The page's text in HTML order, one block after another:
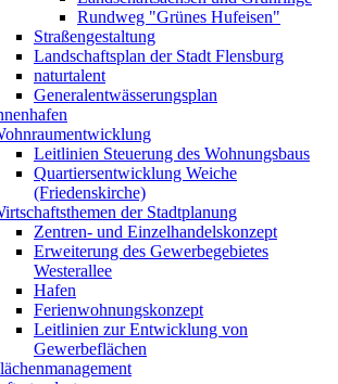
Rundweg "Grünes Hufeisen"
Straßengestaltung
Landschaftsplan der Stadt Flensburg
naturtalent
Generalentwässerungsplan
Leitlinien Steuerung des Wohnungsbaus
Quartiersentwicklung Weiche
(Friedenskirche)
der Stadtplanung
Zentren- und Einzelhandelskonzept
Erweiterung des Gewerbegebietes
Westerallee
Hafen
Ferienwohnungskonzept
Leitlinien zur Entwicklung von
Gewerbeflächen